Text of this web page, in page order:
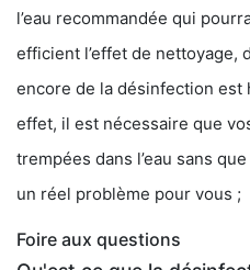
l’eau recommandée qui
efficient l’effet de nettoyage,
encore de la désinfection est
effet, il est nécessaire que
trempées dans l’eau sans
un réel problème pour vous ;
Foire aux questions